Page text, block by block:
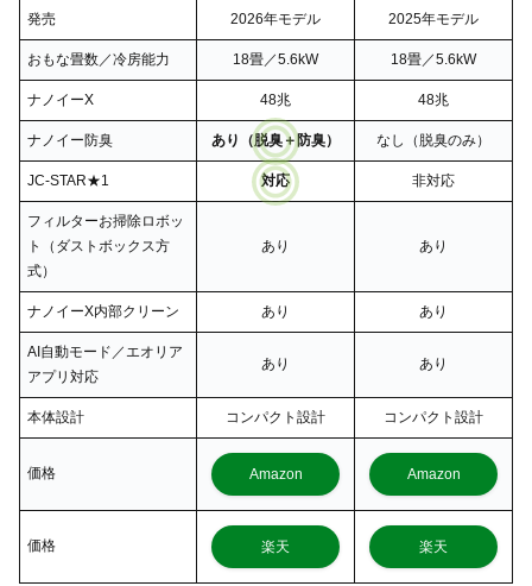
発売 2026年モデル 2025年モデル
おもな畳数／冷房能力 18畳／5.6kW 18畳／5.6kW
ナノイーX 48兆 48兆
ナノイー防臭 あり（脱臭＋防臭） なし（脱臭のみ）
JC-STAR★1 対応 非対応
フィルターお掃除ロボッ
ト（ダストボックス方
式）
あり あり
ナノイーX内部クリーン あり あり
AI自動モード／エオリア
アプリ対応
あり あり
本体設計 コンパクト設計 コンパクト設計
価格 Amazon Amazon
価格 楽天 楽天